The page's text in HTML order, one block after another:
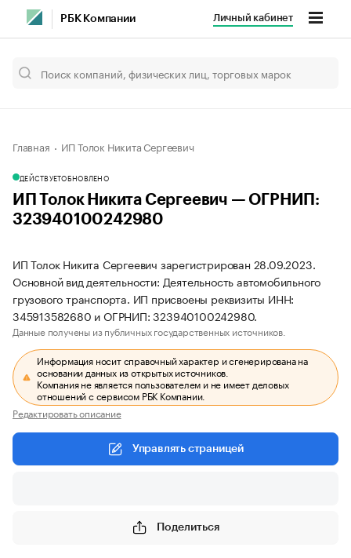
РБК Компании Личный кабинет
Главная ИП Толок Никита Сергеевич
ДЕЙСТВУЕТОБНОВЛЕНО
ИП Толок Никита Сергеевич — ОГРНИП:
323940100242980
ИП Толок Никита Сергеевич зарегистрирован 28.09.2023.
Основной вид деятельности: Деятельность автомобильного
грузового транспорта. ИП присвоены реквизиты ИНН:
345913582680 и ОГРНИП: 323940100242980.
Данные получены из публичных государственных источников.
Информация носит справочный характер и сгенерирована на
основании данных из открытых источников.
Компания не является пользователем и не имеет деловых
отношений с сервисом РБК Компании.
Редактировать описание
Управлять страницей
Поделиться